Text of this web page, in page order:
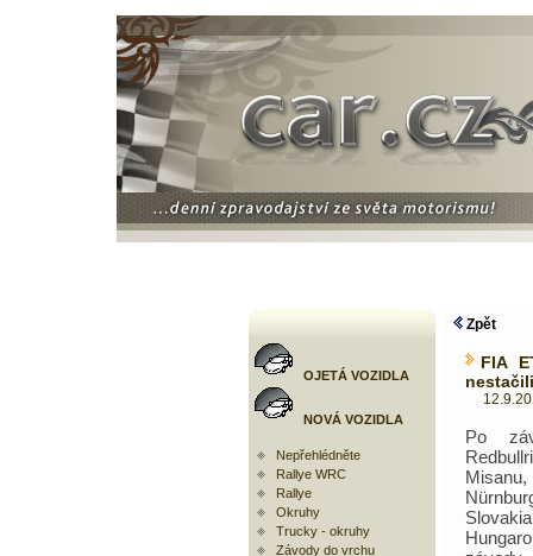
OJETÁ VOZIDLA
NOVÁ VOZIDLA
Nepřehlédněte
Rallye WRC
Rallye
Okruhy
Trucky - okruhy
Závody do vrchu
Zpět
FIA
nestačili
Po
Misanu,